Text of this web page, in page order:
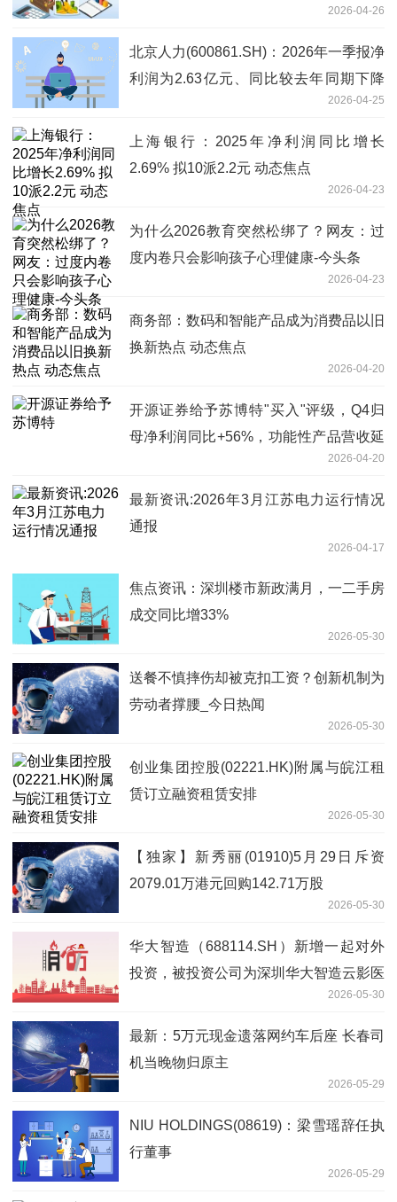
2026-04-26
北京人力(600861.SH)：2026年一季报净
利润为2.63亿元、同比较去年同期下降
2026-04-25
上海银行：2025年净利润同比增长
2.69% 拟10派2.2元 动态焦点
2026-04-23
为什么2026教育突然松绑了？网友：过
度内卷只会影响孩子心理健康-今头条
2026-04-23
商务部：数码和智能产品成为消费品以旧
换新热点 动态焦点
2026-04-20
开源证券给予苏博特"买入"评级，Q4归
母净利润同比+56%，功能性产品营收延
2026-04-20
最新资讯:2026年3月江苏电力运行情况
通报
2026-04-17
焦点资讯：深圳楼市新政满月，一二手房
成交同比增33%
2026-05-30
送餐不慎摔伤却被克扣工资？创新机制为
劳动者撑腰_今日热闻
2026-05-30
创业集团控股(02221.HK)附属与皖江租
赁订立融资租赁安排
2026-05-30
【独家】新秀丽(01910)5月29日斥资
2079.01万港元回购142.71万股
2026-05-30
华大智造（688114.SH）新增一起对外
投资，被投资公司为深圳华大智造云影医
2026-05-30
最新：5万元现金遗落网约车后座 长春司
机当晚物归原主
2026-05-29
NIU HOLDINGS(08619)：梁雪瑶辞任执
行董事
2026-05-29